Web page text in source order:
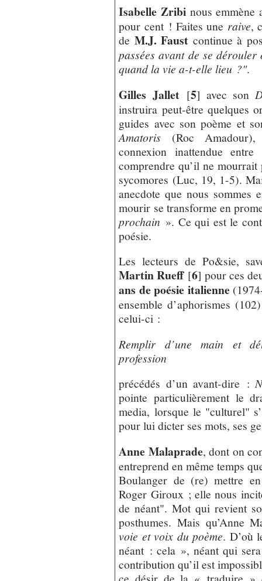
Isabelle Zribi nous emmène
pour cent ! Faites une raive,
de M.J. Faust continue à
passées avant de se
quand la vie a-t-elle lieu ?".
Gilles Jallet[5] avec son
instruira peut-être quelques
guides avec son poème et
Amatoris (Roc Amadour),
connexion inattendue
comprendre qu’il ne mourrait
sycomores (Luc, 19, 1-5).
anecdote que nous sommes
mourir se transforme en
prochain ». Ce qui est le
poésie.
Les lecteurs de Po&sie,
Martin Rueff[6] pour ces
ans de poésie italienne
ensemble d’aphorismes
celui-ci :
Remplir d’une main et
profession
précédés d’un avant-dire :
pointe particulièrement le
media, lorsque le "culturel"
pour lui dicter ses mots, ses
Anne Malaprade, dont on
entreprend en même temps
Boulanger de (re) mettre
Roger Giroux ; elle nous
de néant". Mot qui revient
posthumes. Mais qu’Anne
voie et voix du poème. D’où
néant : cela », néant qui
contribution qu’il est
ce désir de la « traduire »